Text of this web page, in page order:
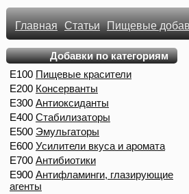
Главная Статьи Пищевые
Добавки по категориям
E100 Пищевые красители
E200 Консерванты
E300 Антиоксиданты
E400 Стабилизаторы
E500 Эмульгаторы
E600 Усилители вкуса и аромата
E700 Антибиотики
E900 Антифламинги, глазирующие
агенты